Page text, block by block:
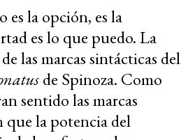
la opción, es la
es lo que puedo. La
las marcas sintácticas del
de Spinoza. Como
sentido las marcas
que la potencia del